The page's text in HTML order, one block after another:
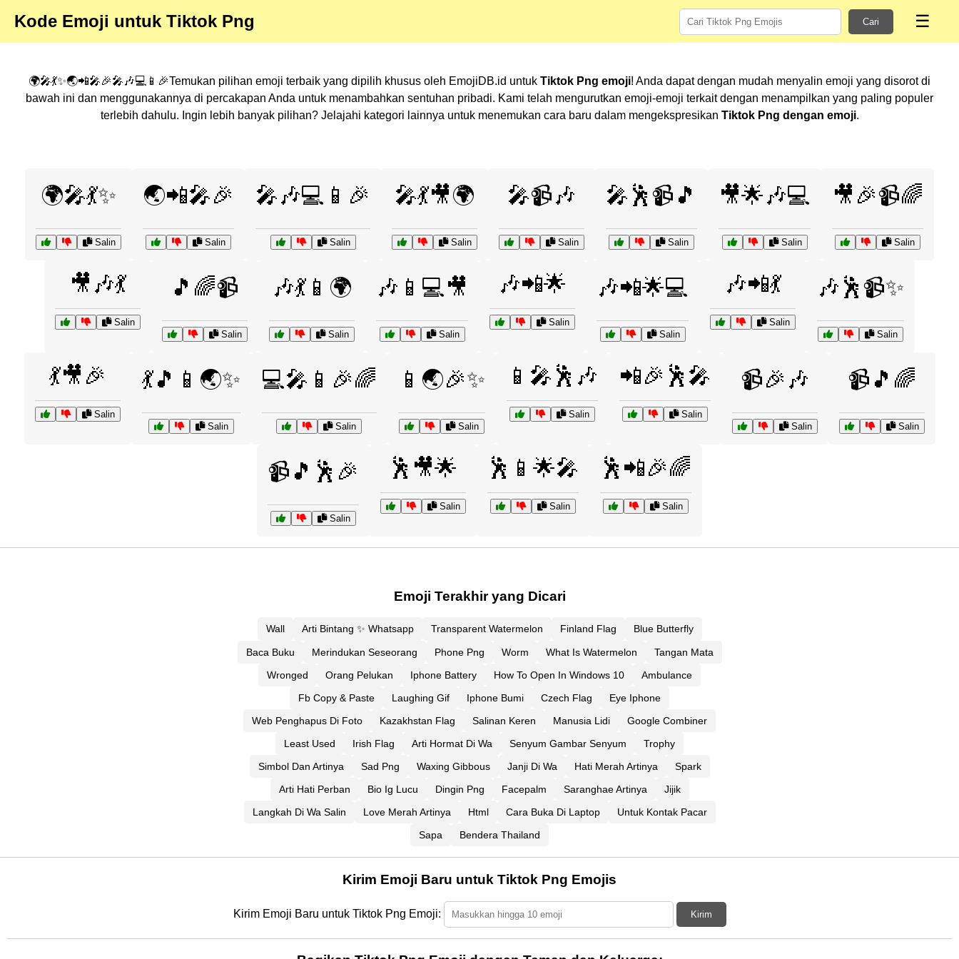
Kode Emoji untuk Tiktok Png Cari ☰
🌍🎤💃✨🌏📲🎤🎉🎤🎶💻📱🎉Temukan pilihan emoji terbaik yang dipilih khusus oleh EmojiDB.id untuk Tiktok Png emoji! Anda dapat dengan mudah menyalin emoji yang disorot di
bawah ini dan menggunakannya di percakapan Anda untuk menambahkan sentuhan pribadi. Kami telah mengurutkan emoji-emoji terkait dengan menampilkan yang paling populer
terlebih dahulu. Ingin lebih banyak pilihan? Jelajahi kategori lainnya untuk menemukan cara baru dalam mengekspresikan Tiktok Png dengan emoji.
🌍🎤💃✨
Salin
🌏📲🎤🎉
Salin
🎤🎶💻📱🎉
Salin
🎤💃🎥🌍
Salin
🎤📹🎶
Salin
🎤🕺📹🎵
Salin
🎥🌟🎶💻
Salin
🎥🎉📹🌈
Salin
🎥🎶💃
Salin
🎵🌈📹
Salin
🎶💃📱🌍
Salin
🎶📱💻🎥
Salin
🎶📲🌟
Salin
🎶📲🌟💻
Salin
🎶📲💃
Salin
🎶🕺📹✨
Salin
💃🎥🎉
Salin
💃🎵📱🌏✨
Salin
💻🎤📱🎉🌈
Salin
📱🌏🎉✨
Salin
📱🎤🕺🎶
Salin
📲🎉🕺🎤
Salin
📹🎉🎶
Salin
📹🎵🌈
Salin
📹🎵🕺🎉
Salin
🕺🎥🌟
Salin
🕺📱🌟🎤
Salin
🕺📲🎉🌈
Salin
Emoji Terakhir yang Dicari
Wall Arti Bintang ✨ Whatsapp Transparent Watermelon Finland Flag Blue Butterfly
Baca Buku Merindukan Seseorang Phone Png Worm What Is Watermelon
Tangan Mata
Wronged
Orang Pelukan Iphone Battery How To Open In Windows 10
Ambulance
Fb Copy & Paste
Laughing Gif Iphone Bumi Czech Flag
Eye Iphone
Web Penghapus Di Foto
Kazakhstan Flag Salinan Keren Manusia Lidi
Google Combiner
Least Used
Irish Flag Arti Hormat Di Wa Senyum Gambar Senyum
Trophy
Simbol Dan Artinya
Sad Png Waxing Gibbous Janji Di Wa Hati Merah Artinya
Spark
Arti Hati Perban
Bio Ig Lucu Dingin Png Facepalm Saranghae Artinya
Jijik
Langkah Di Wa Salin
Love Merah Artinya Html Cara Buka Di Laptop
Untuk Kontak Pacar
Sapa
Bendera Thailand
Kirim Emoji Baru untuk Tiktok Png Emojis
Kirim Emoji Baru untuk Tiktok Png Emoji: Kirim